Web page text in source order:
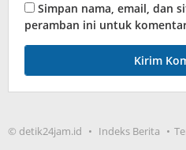
Simpan nama, email, dan
peramban ini untuk
© detik24jam.id Indeks Berita